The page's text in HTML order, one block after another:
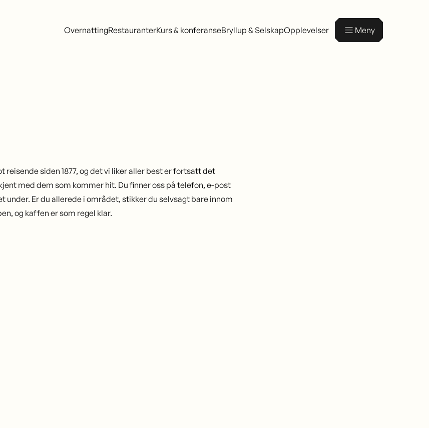
OvernattingRestauranterKurs & konferanseBryllup & SelskapOpplevelser Meny
reisende siden 1877, og det vi liker aller best er fortsatt det
med dem som kommer hit. Du finner oss på telefon, e-post
under. Er du allerede i området, stikker du selvsagt bare innom
og kaffen er som regel klar.